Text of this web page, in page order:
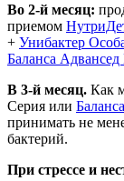
Во 2-й месяц:
приемом
+ Унибактер
Баланса
В 3-й месяц. Как
Серия или
принимать не
бактерий.
При стрессе и